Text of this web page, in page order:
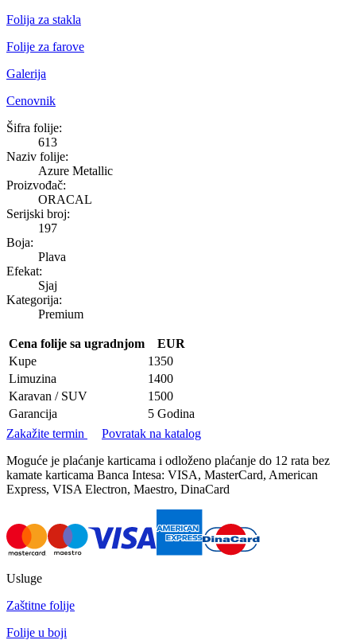
Folija za stakla
Folije za farove
Galerija
Cenovnik
Azure Metallic
Šifra folije:
613
Naziv folije:
Azure Metallic
Proizvođač:
ORACAL
Serijski broj:
197
Boja:
Plava
Efekat:
Sjaj
Kategorija:
Premium
Cena folije sa ugradnjom
EUR
Kupe
1350
Limuzina
1400
Karavan / SUV
1500
Garancija
5 Godina
Zakažite termin
Povratak na katalog
Moguće je plaćanje karticama i odloženo plaćanje do 12 rata bez
kamate karticama Banca Intesa: VISA, MasterCard, American
Express, VISA Electron, Maestro, DinaCard
Usluge
Zaštitne folije
Folije u boji